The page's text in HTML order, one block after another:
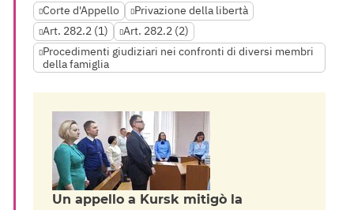
Corte d'Appello
Privazione della libertà
Art. 282.2 (1)
Art. 282.2 (2)
Procedimenti giudiziari nei confronti di diversi membri
della famiglia
Un appello a Kursk mitigò la